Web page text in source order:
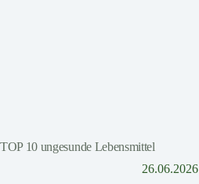
TOP 10 ungesunde Lebensmittel
26.06.2026